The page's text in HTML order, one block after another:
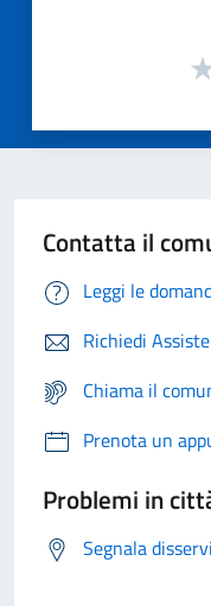
Contatta il
Leggi le
Richiedi
Chiama il
Prenota un
Problemi in
Segnala